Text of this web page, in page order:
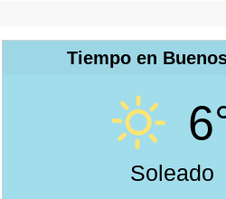
Tiempo en
Soleado